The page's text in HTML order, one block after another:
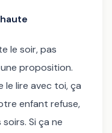
le soir, pas
proposition.
le lire avec toi, ça
enfant refuse,
Si ça ne